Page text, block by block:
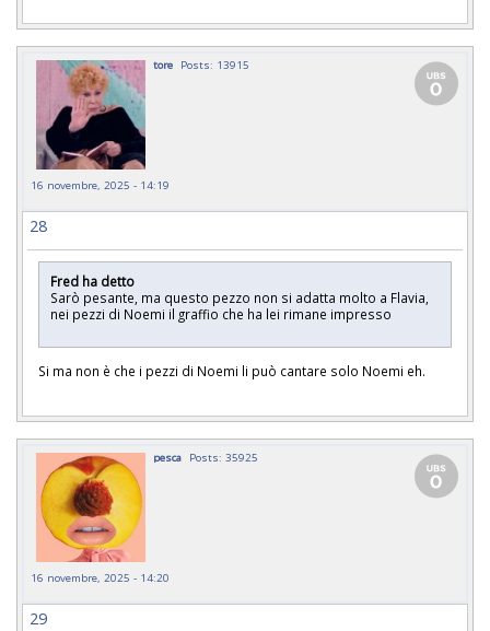
tore Posts: 13915
16 novembre, 2025 - 14:19
28
Fred ha detto
Sarò pesante, ma questo pezzo non si adatta molto a Flavia,
nei pezzi di Noemi il graffio che ha lei rimane impresso
Si ma non è che i pezzi di Noemi li può cantare solo Noemi eh.
pesca Posts: 35925
16 novembre, 2025 - 14:20
29